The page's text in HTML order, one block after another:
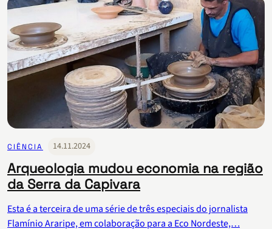
CIÊNCIA 14.11.2024
Arqueologia mudou economia na região
da Serra da Capivara
Esta é a terceira de uma série de três especiais do jornalista
Flamínio Araripe, em colaboração para a Eco Nordeste,…